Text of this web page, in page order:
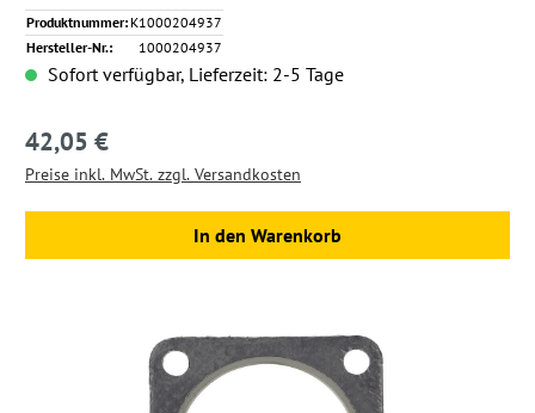
Produktnummer: K1000204937
Hersteller-Nr.:
1000204937
Sofort verfügbar, Lieferzeit: 2-5 Tage
Regulärer Preis:
42,05 €
Preise inkl. MwSt. zzgl. Versandkosten
In den Warenkorb